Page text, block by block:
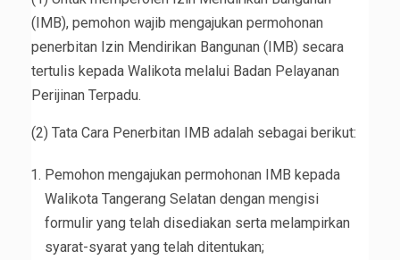
(IMB), pemohon wajib mengajukan permohonan
penerbitan Izin Mendirikan Bangunan (IMB) secara
tertulis kepada Walikota melalui Badan Pelayanan
Perijinan Terpadu.
(2) Tata Cara Penerbitan IMB adalah sebagai berikut:
Pemohon mengajukan permohonan IMB kepada
Walikota Tangerang Selatan dengan mengisi
formulir yang telah disediakan serta melampirkan
syarat-syarat yang telah ditentukan;